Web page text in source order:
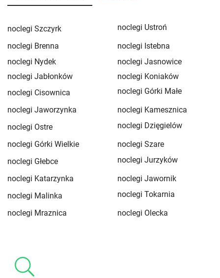
noclegi Szczyrk
noclegi Ustroń
noclegi Brenna
noclegi Istebna
noclegi Nydek
noclegi Jasnowice
noclegi Jabłonków
noclegi Koniaków
noclegi Cisownica
noclegi Górki Małe
noclegi Jaworzynka
noclegi Kamesznica
noclegi Ostre
noclegi Dzięgielów
noclegi Górki Wielkie
noclegi Szare
noclegi Głebce
noclegi Jurzyków
noclegi Katarzynka
noclegi Jawornik
noclegi Malinka
noclegi Tokarnia
noclegi Mraznica
noclegi Olecka